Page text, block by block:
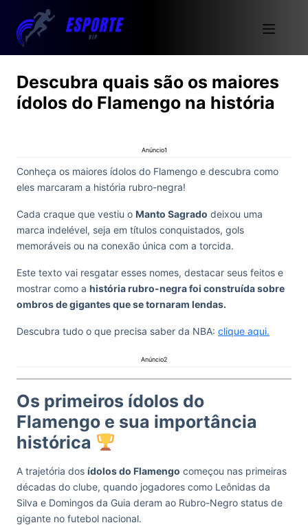
Descubra quais são os maiores
ídolos do Flamengo na história
Anúncio1
Conheça os maiores ídolos do Flamengo e descubra como
eles marcaram a história rubro-negra!
Cada craque que vestiu o Manto Sagrado deixou uma
marca indelével, seja em títulos conquistados, gols
memoráveis ou na conexão única com a torcida.
Este texto vai resgatar esses nomes, destacar seus feitos e
mostrar como a história rubro-negra foi construída sobre
ombros de gigantes que se tornaram lendas.
Descubra tudo o que precisa saber da NBA: clique aqui.
Anúncio2
Os primeiros ídolos do
Flamengo e sua importância
histórica
A trajetória dos ídolos do Flamengo começou nas primeiras
décadas do clube, quando jogadores como Leônidas da
Silva e Domingos da Guia deram ao Rubro-Negro status de
gigante no futebol nacional.